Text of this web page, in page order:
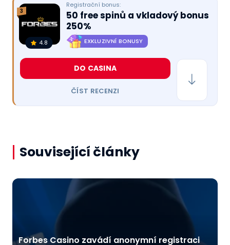
3
4.8
Registrační bonus:
50 free spinů a vkladový bonus
250%
EXKLUZIVNÍ BONUSY
DO CASINA
ČÍST RECENZI
Související články
Forbes Casino zavádí anonymní registraci